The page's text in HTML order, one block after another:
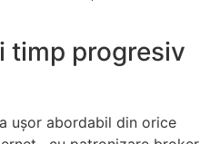
timp progresiv
ușor abordabil din orice